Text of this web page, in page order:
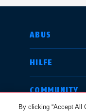
ABUS
HILFE
COMMUNITY
LAND
By clicking “Accept All